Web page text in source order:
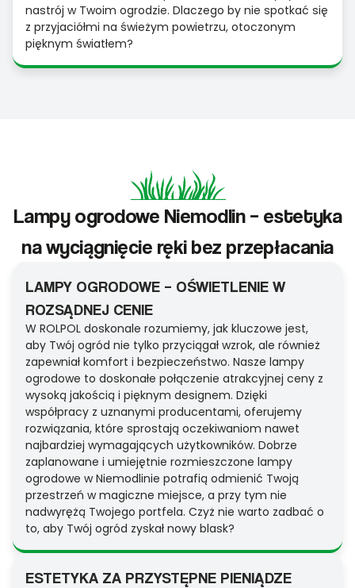
nastrój w Twoim ogrodzie. Dlaczego by nie spotkać się
z przyjaciółmi na świeżym powietrzu, otoczonym
pięknym światłem?
Lampy ogrodowe Niemodlin – estetyka
na wyciągnięcie ręki bez przepłacania
LAMPY OGRODOWE – OŚWIETLENIE W
ROZSĄDNEJ CENIE
W ROLPOL doskonale rozumiemy, jak kluczowe jest,
aby Twój ogród nie tylko przyciągał wzrok, ale również
zapewniał komfort i bezpieczeństwo. Nasze lampy
ogrodowe to doskonałe połączenie atrakcyjnej ceny z
wysoką jakością i pięknym designem. Dzięki
współpracy z uznanymi producentami, oferujemy
rozwiązania, które sprostają oczekiwaniom nawet
najbardziej wymagających użytkowników. Dobrze
zaplanowane i umiejętnie rozmieszczone lampy
ogrodowe w Niemodlinie potrafią odmienić Twoją
przestrzeń w magiczne miejsce, a przy tym nie
nadwyrężą Twojego portfela. Czyż nie warto zadbać o
to, aby Twój ogród zyskał nowy blask?
ESTETYKA ZA PRZYSTĘPNE PIENIĄDZE